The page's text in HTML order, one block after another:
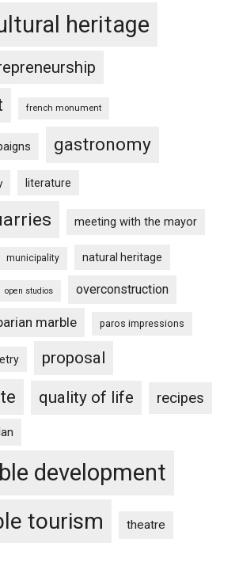
heritage
french monument
gastronomy
literature
meeting with the mayor
municipality natural heritage
open studios overconstruction
marble paros impressions
proposal
quality of life recipes
development
tourism theatre